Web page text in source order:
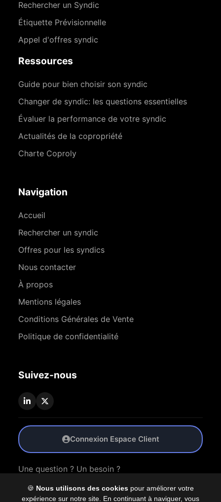
🍪 Nous utilisons des cookies pour améliorer votre
expérience sur notre site. En continuant à naviguer, vous
Rechercher un Syndic
Étiquette Prévisionnelle
Appel d'offres syndic
Ressources
Guide pour bien choisir son syndic
Changer de syndic: les questions essentielles
Évaluer la performance de votre syndic
Actualités de la copropriété
Charte Coproly
Navigation
Accueil
Rechercher un syndic
Offres pour les syndics
Nous contacter
À propos
Mentions légales
Conditions Générales de Vente
Politique de confidentialité
Suivez-nous
Connexion Espace Client
Une question ? Un besoin ?
Nous Contacter